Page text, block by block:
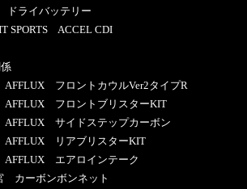
ライバッテリー
SPORTS ACCEL CDI
フロントカウルVer2タイプR
フロントブリスターKIT
サイドステップカーボン
AFFLUX リアブリスターKIT
エアロインテーク
カーボンボンネット